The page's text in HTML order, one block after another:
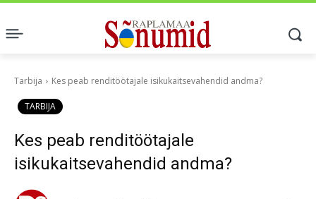
Tarbija Kes peab renditöötajale isikukaitsevahendid andma?
TARBIJA
Kes peab renditöötajale
isikukaitsevahendid andma?